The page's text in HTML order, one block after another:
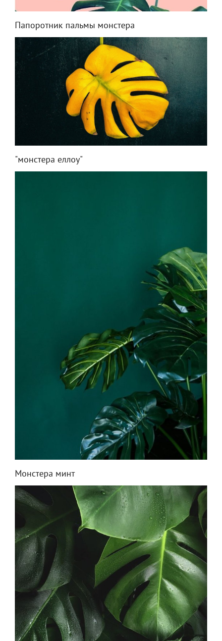
Папоротник пальмы монстера
"монстера еллоу"
Монстера минт